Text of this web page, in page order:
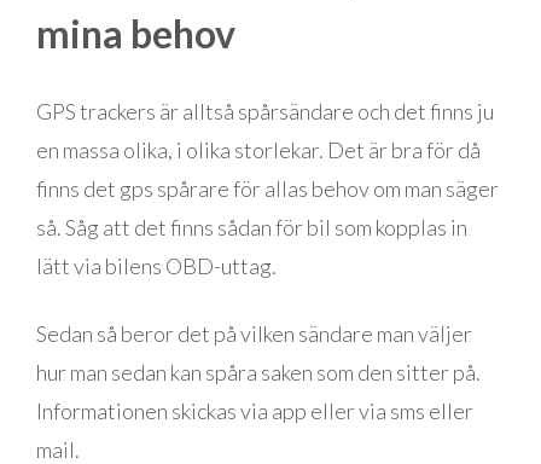
mina behov
GPS trackers är alltså spårsändare och det finns ju
en massa olika, i olika storlekar. Det är bra för då
finns det gps spårare för allas behov om man säger
så. Såg att det finns sådan för bil som kopplas in
lätt via bilens OBD-uttag.
Sedan så beror det på vilken sändare man väljer
hur man sedan kan spåra saken som den sitter på.
Informationen skickas via app eller via sms eller
mail.